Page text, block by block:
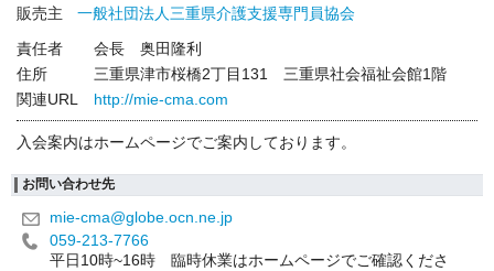
販売主
一般社団法人三重県介護支援専門員協会
責任者
会長 奥田隆利
住所
三重県津市桜橋2丁目131 三重県社会福祉会館1階
関連URL
http://mie-cma.com
入会案内はホームページでご案内しております。
お問い合わせ先
mie-cma@globe.ocn.ne.jp
059-213-7766
平日10時~16時 臨時休業はホームページでご確認くださ